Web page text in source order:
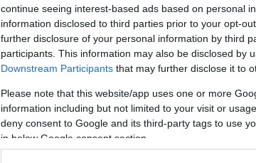
continue seeing interest-based ads based on personal
information disclosed to third parties prior to your opt-
further disclosure of your personal information by third
participants. This information may also be disclosed by
Downstream Participants that may further disclose it to
Please note that this website/app uses one or more
information including but not limited to your visit or
deny consent to Google and its third-party tags to use
in below Google consent section.